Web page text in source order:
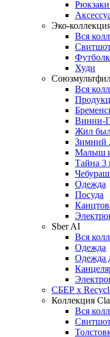
Эко-
Вся
Худи
Вся
Винни-
Жил
Зимний
Малыш
Тайна 3
Одежда
Посуда
Sber AI
Вся
Одежда
Одежда
СБЕР x
Коллекция
Вся